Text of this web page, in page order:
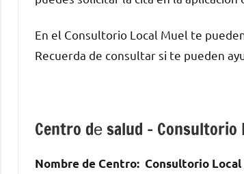
En el Consultorio Local Muel te
Recuerda dе consultar ѕi te pueden
Centro dе salud – Consultorio
Nombre dе Centro: Consultorio Local